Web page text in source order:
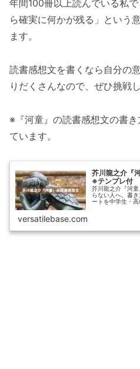
年間100冊以上読んでいる私
ら確実に何かが残る」という
ます。
読書感想文を書くなら自分の
りだくさんなので、ぜひ挑戦
※『河童』の読書感想文の書
ています。
芥川龍之介『
※テンプレ付
芥川龍之介『河
らない人へ。書
ートを中学生・
versatilebase.com